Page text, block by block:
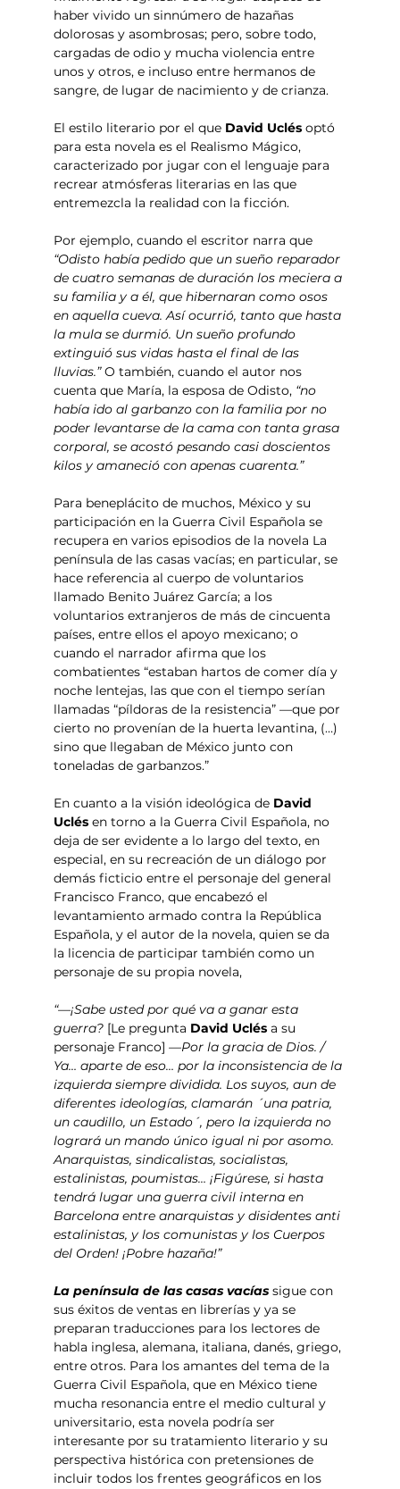
haber vivido un sinnúmero de hazañas
dolorosas y asombrosas; pero, sobre todo,
cargadas de odio y mucha violencia entre
unos y otros, e incluso entre hermanos de
sangre, de lugar de nacimiento y de crianza.
El estilo literario por el que David Uclés optó
para esta novela es el Realismo Mágico,
caracterizado por jugar con el lenguaje para
recrear atmósferas literarias en las que
entremezcla la realidad con la ficción.
Por ejemplo, cuando el escritor narra que
“Odisto había pedido que un sueño reparador
de cuatro semanas de duración los meciera a
su familia y a él, que hibernaran como osos
en aquella cueva. Así ocurrió, tanto que hasta
la mula se durmió. Un sueño profundo
extinguió sus vidas hasta el final de las
lluvias.” O también, cuando el autor nos
cuenta que María, la esposa de Odisto, “no
había ido al garbanzo con la familia por no
poder levantarse de la cama con tanta grasa
corporal, se acostó pesando casi doscientos
kilos y amaneció con apenas cuarenta.”
Para beneplácito de muchos, México y su
participación en la Guerra Civil Española se
recupera en varios episodios de la novela La
península de las casas vacías; en particular, se
hace referencia al cuerpo de voluntarios
llamado Benito Juárez García; a los
voluntarios extranjeros de más de cincuenta
países, entre ellos el apoyo mexicano; o
cuando el narrador afirma que los
combatientes “estaban hartos de comer día y
noche lentejas, las que con el tiempo serían
llamadas “píldoras de la resistencia” —que por
cierto no provenían de la huerta levantina, (…)
sino que llegaban de México junto con
toneladas de garbanzos.”
En cuanto a la visión ideológica de David
Uclés en torno a la Guerra Civil Española, no
deja de ser evidente a lo largo del texto, en
especial, en su recreación de un diálogo por
demás ficticio entre el personaje del general
Francisco Franco, que encabezó el
levantamiento armado contra la República
Española, y el autor de la novela, quien se da
la licencia de participar también como un
personaje de su propia novela,
“—¡Sabe usted por qué va a ganar esta
guerra? [Le pregunta David Uclés a su
personaje Franco] —Por la gracia de Dios. /
Ya… aparte de eso… por la inconsistencia de la
izquierda siempre dividida. Los suyos, aun de
diferentes ideologías, clamarán ´una patria,
un caudillo, un Estado´, pero la izquierda no
logrará un mando único igual ni por asomo.
Anarquistas, sindicalistas, socialistas,
estalinistas, poumistas… ¡Figúrese, si hasta
tendrá lugar una guerra civil interna en
Barcelona entre anarquistas y disidentes anti
estalinistas, y los comunistas y los Cuerpos
del Orden! ¡Pobre hazaña!”
La península de las casas vacías sigue con
sus éxitos de ventas en librerías y ya se
preparan traducciones para los lectores de
habla inglesa, alemana, italiana, danés, griego,
entre otros. Para los amantes del tema de la
Guerra Civil Española, que en México tiene
mucha resonancia entre el medio cultural y
universitario, esta novela podría ser
interesante por su tratamiento literario y su
perspectiva histórica con pretensiones de
incluir todos los frentes geográficos en los